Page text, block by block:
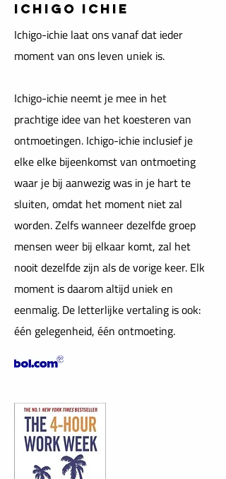
ICHIGO ICHIE
Ichigo-ichie laat ons vanaf dat ieder
moment van ons leven uniek is.
Ichigo-ichie neemt je mee in het
prachtige idee van het koesteren van
ontmoetingen. Ichigo-ichie inclusief je
elke elke bijeenkomst van ontmoeting
waar je bij aanwezig was in je hart te
sluiten, omdat het moment niet zal
worden. Zelfs wanneer dezelfde groep
mensen weer bij elkaar komt, zal het
nooit dezelfde zijn als de vorige keer. Elk
moment is daarom altijd uniek en
eenmalig. De letterlijke vertaling is ook:
één gelegenheid, één ontmoeting.